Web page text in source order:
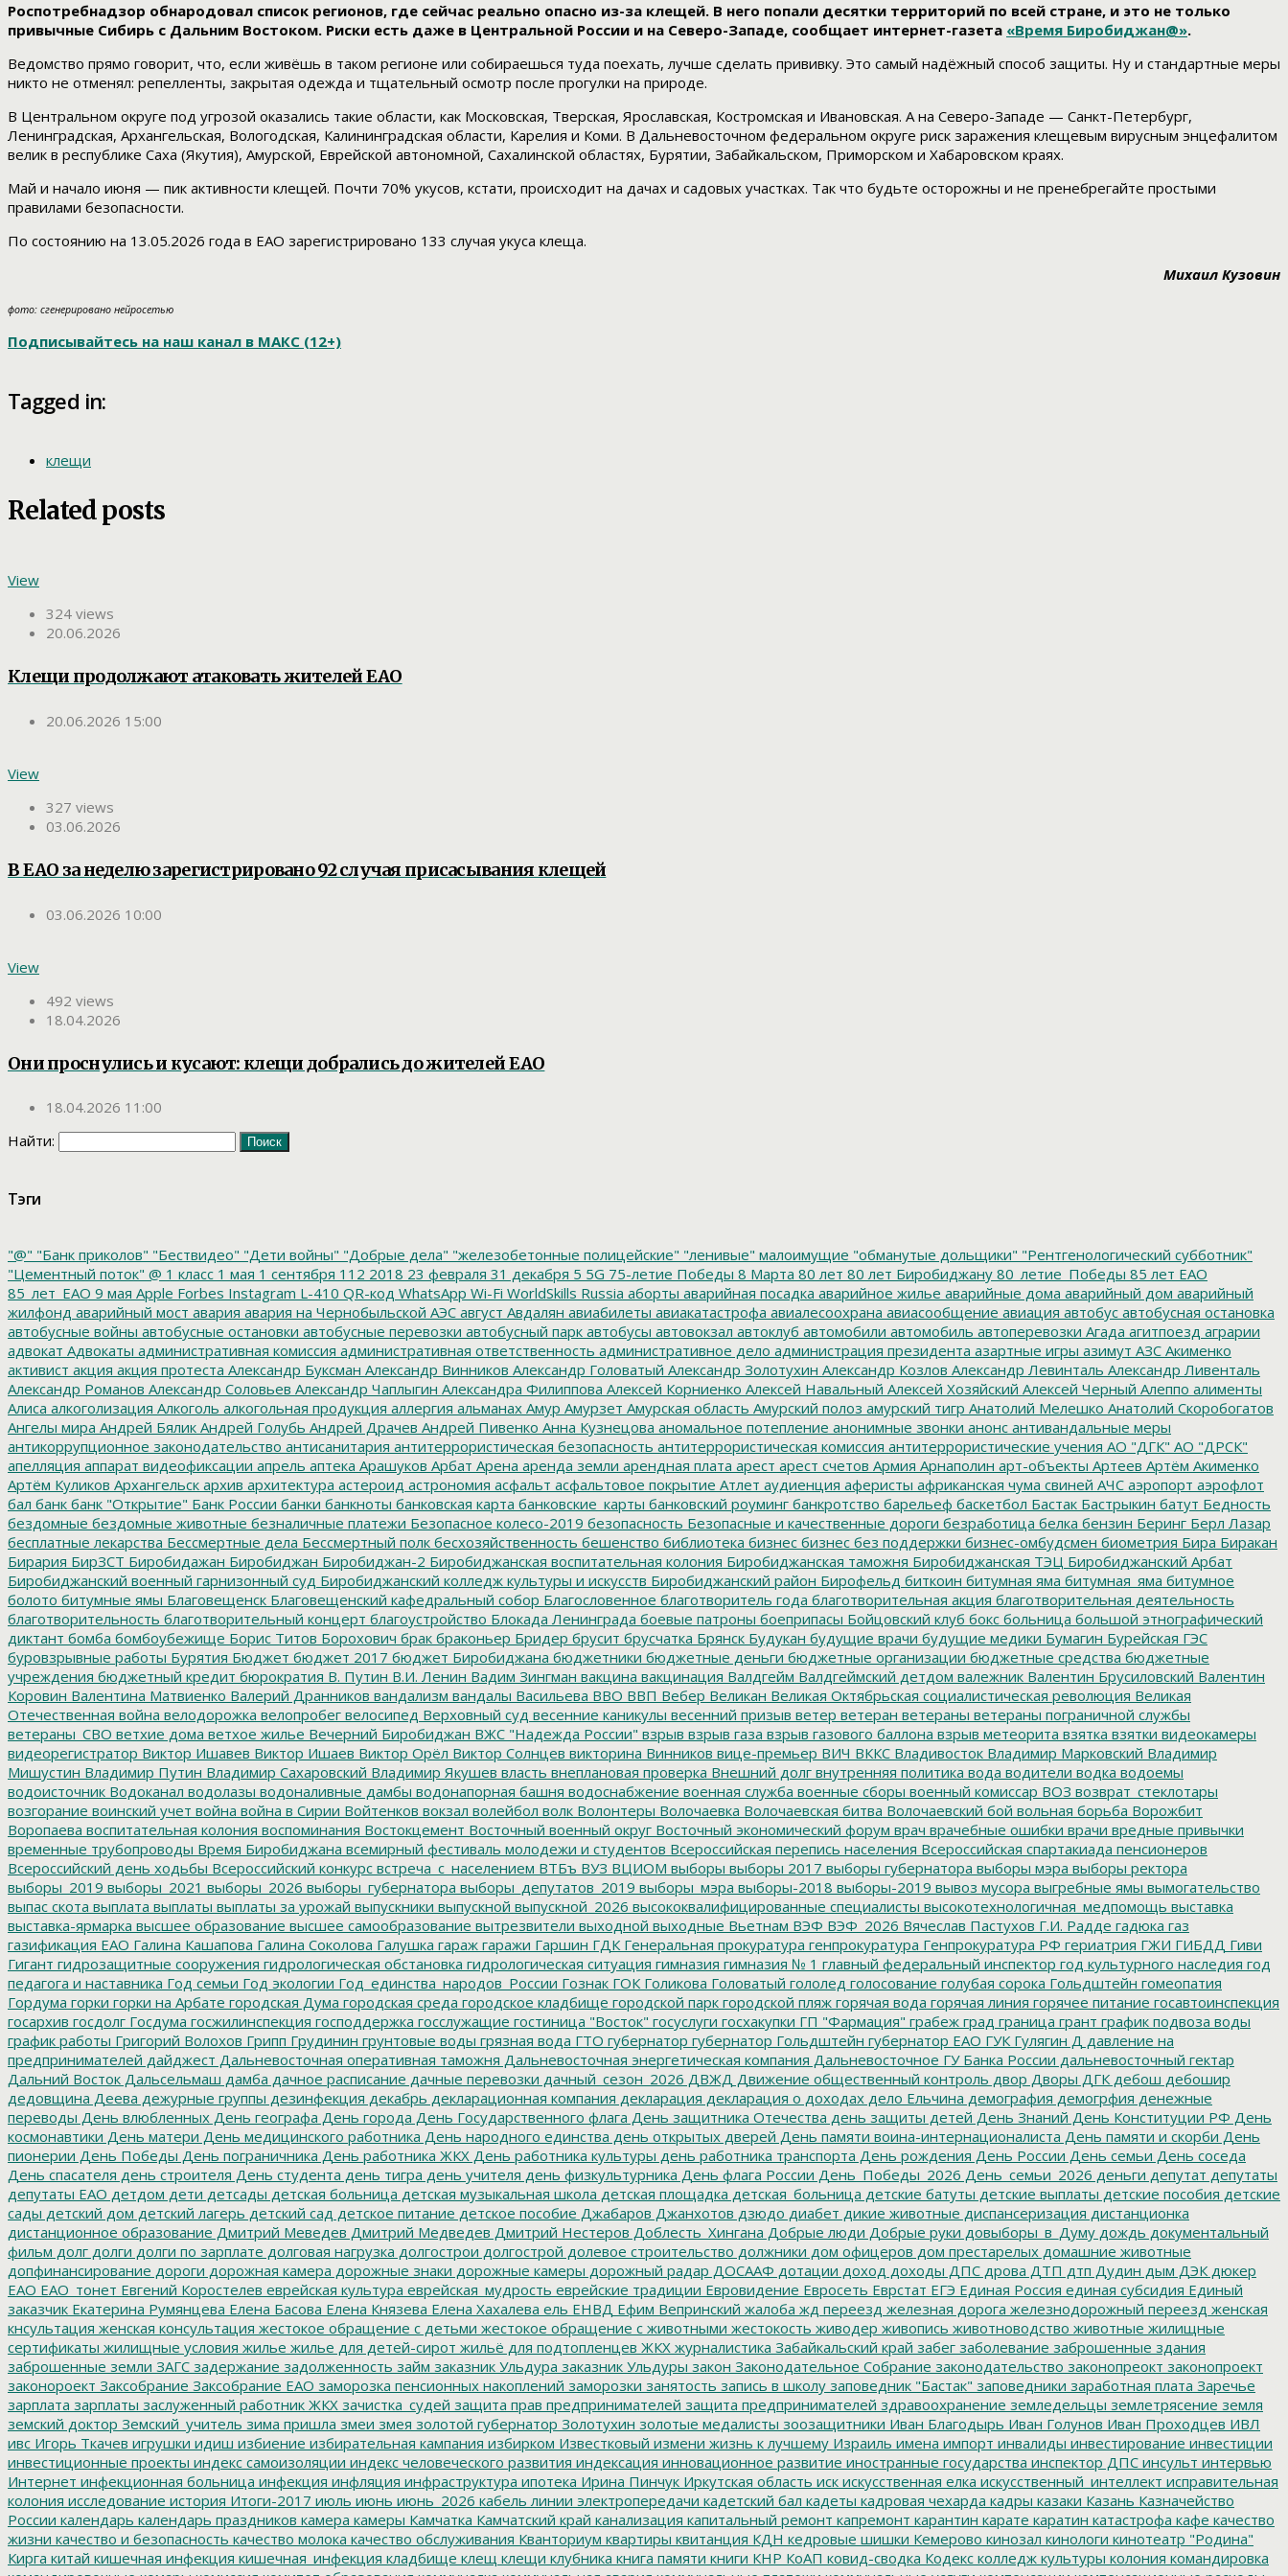
Роспотребнадзор обнародовал список регионов, где сейчас реально опасно из-за клещей. В него попали десятки территорий по всей стране, и это не только
привычные Сибирь с Дальним Востоком. Риски есть даже в Центральной России и на Северо-Западе, сообщает интернет-газета «Время Биробиджан@».
Ведомство прямо говорит, что, если живёшь в таком регионе или собираешься туда поехать, лучше сделать прививку. Это самый надёжный способ защиты. Ну и стандартные меры
никто не отменял: репелленты, закрытая одежда и тщательный осмотр после прогулки на природе.
В Центральном округе под угрозой оказались такие области, как Московская, Тверская, Ярославская, Костромская и Ивановская. А на Северо-Западе — Санкт-Петербург,
Ленинградская, Архангельская, Вологодская, Калининградская области, Карелия и Коми. В Дальневосточном федеральном округе риск заражения клещевым вирусным энцефалитом
велик в республике Саха (Якутия), Амурской, Еврейской автономной, Сахалинской областях, Бурятии, Забайкальском, Приморском и Хабаровском краях.
Май и начало июня — пик активности клещей. Почти 70% укусов, кстати, происходит на дачах и садовых участках. Так что будьте осторожны и не пренебрегайте простыми
правилами безопасности.
По состоянию на 13.05.2026 года в ЕАО зарегистрировано 133 случая укуса клеща.
Михаил Кузовин
фото: сгенерировано нейросетью
Подписывайтесь на наш канал в МАКС (12+)
Tagged in:
клещи
Related posts
View
324 views
20.06.2026
Клещи продолжают атаковать жителей ЕАО
20.06.2026 15:00
View
327 views
03.06.2026
В ЕАО за неделю зарегистрировано 92 случая присасывания клещей
03.06.2026 10:00
View
492 views
18.04.2026
Они проснулись и кусают: клещи добрались до жителей ЕАО
18.04.2026 11:00
Найти:
Тэги
"@" "Банк приколов" "Бествидео" "Дети войны" "Добрые дела" "железобетонные полицейские" "ленивые" малоимущие "обманутые дольщики" "Рентгенологический субботник"
"Цементный поток" @ 1 класс 1 мая 1 сентября 112 2018 23 февраля 31 декабря 5 5G 75-летие Победы 8 Марта 80 лет 80 лет Биробиджану 80_летие_Победы 85 лет ЕАО
85_лет_ЕАО 9 мая Apple Forbes Instagram L-410 QR-код WhatsApp Wi-Fi WorldSkills Russia аборты аварийная посадка аварийное жилье аварийные дома аварийный дом аварийный
жилфонд аварийный мост авария авария на Чернобыльской АЭС август Авдалян авиабилеты авиакатастрофа авиалесоохрана авиасообщение авиация автобус автобусная остановка
автобусные войны автобусные остановки автобусные перевозки автобусный парк автобусы автовокзал автоклуб автомобили автомобиль автоперевозки Агада агитпоезд аграрии
адвокат Адвокаты административная комиссия административная ответственность административное дело администрация президента азартные игры азимут АЗС Акименко
активист акция акция протеста Александр Буксман Александр Винников Александр Головатый Александр Золотухин Александр Козлов Александр Левинталь Александр Ливенталь
Александр Романов Александр Соловьев Александр Чаплыгин Александра Филиппова Алексей Корниенко Алексей Навальный Алексей Хозяйский Алексей Черный Алеппо алименты
Алиса алкоголизация Алкоголь алкогольная продукция аллергия альманах Амур Амурзет Амурская область Амурский полоз амурский тигр Анатолий Мелешко Анатолий Скоробогатов
Ангелы мира Андрей Бялик Андрей Голубь Андрей Драчев Андрей Пивенко Анна Кузнецова аномальное потепление анонимные звонки анонс антивандальные меры
антикоррупционное законодательство антисанитария антитеррористическая безопасность антитеррористическая комиссия антитеррористические учения АО "ДГК" АО "ДРСК"
апелляция аппарат видеофиксации апрель аптека Арашуков Арбат Арена аренда земли арендная плата арест арест счетов Армия Арнаполин арт-объекты Артеев Артём Акименко
Артём Куликов Архангельск архив архитектура астероид астрономия асфальт асфальтовое покрытие Атлет аудиенция аферисты африканская чума свиней АЧС аэропорт аэрофлот
бал банк банк "Открытие" Банк России банки банкноты банковская карта банковские_карты банковский роуминг банкротство барельеф баскетбол Бастак Бастрыкин батут Бедность
бездомные бездомные животные безналичные платежи Безопасное колесо-2019 безопасность Безопасные и качественные дороги безработица белка бензин Беринг Берл Лазар
бесплатные лекарства Бессмертные дела Бессмертный полк бесхозяйственность бешенство библиотека бизнес бизнес без поддержки бизнес-омбудсмен биометрия Бира Биракан
Бирария БирЗСТ Биробидажан Биробиджан Биробиджан-2 Биробиджанская воспитательная колония Биробиджанская таможня Биробиджанская ТЭЦ Биробиджанский Арбат
Биробиджанский военный гарнизонный суд Биробиджанский колледж культуры и искусств Биробиджанский район Бирофельд биткоин битумная яма битумная_яма битумное
болото битумные ямы Благовещенск Благовещенский кафедральный собор Благословенное благотворитель года благотворительная акция благотворительная деятельность
благотворительность благотворительный концерт благоустройство Блокада Ленинграда боевые патроны боеприпасы Бойцовский клуб бокс больница большой этнографический
диктант бомба бомбоубежище Борис Титов Борохович брак браконьер Бридер брусит брусчатка Брянск Будукан будущие врачи будущие медики Бумагин Бурейская ГЭС
буровзрывные работы Бурятия Бюджет бюджет 2017 бюджет Биробиджана бюджетники бюджетные деньги бюджетные организации бюджетные средства бюджетные
учреждения бюджетный кредит бюрократия В. Путин В.И. Ленин Вадим Зингман вакцина вакцинация Валдгейм Валдгеймский детдом валежник Валентин Брусиловский Валентин
Коровин Валентина Матвиенко Валерий Дранников вандализм вандалы Васильева ВВО ВВП Вебер Великан Великая Октябрьская социалистическая революция Великая
Отечественная война велодорожка велопробег велосипед Верховный суд весенние каникулы весенний призыв ветер ветеран ветераны ветераны пограничной службы
ветераны_СВО ветхие дома ветхое жилье Вечерний Биробиджан ВЖС "Надежда России" взрыв взрыв газа взрыв газового баллона взрыв метеорита взятка взятки видеокамеры
видеорегистратор Виктор Ишавев Виктор Ишаев Виктор Орёл Виктор Солнцев викторина Винников вице-премьер ВИЧ ВККС Владивосток Владимир Марковский Владимир
Мишустин Владимир Путин Владимир Сахаровский Владимир Якушев власть внеплановая проверка Внешний долг внутренняя политика вода водители водка водоемы
водоисточник Водоканал водолазы водоналивные дамбы водонапорная башня водоснабжение военная служба военные сборы военный комиссар ВОЗ возврат_стеклотары
возгорание воинский учет война война в Сирии Войтенков вокзал волейбол волк Волонтеры Волочаевка Волочаевская битва Волочаевский бой вольная борьба Ворожбит
Воропаева воспитательная колония воспоминания Востокцемент Восточный военный округ Восточный экономический форум врач врачебные ошибки врачи вредные привычки
временные трубопроводы Время Биробиджана всемирный фестиваль молодежи и студентов Всероссийская перепись населения Всероссийская спартакиада пенсионеров
Всероссийский день ходьбы Всероссийский конкурс встреча_с_населением ВТБъ ВУЗ ВЦИОМ выборы выборы 2017 выборы губернатора выборы мэра выборы ректора
выборы_2019 выборы_2021 выборы_2026 выборы_губернатора выборы_депутатов_2019 выборы_мэра выборы-2018 выборы-2019 вывоз мусора выгребные ямы вымогательство
выпас скота выплата выплаты выплаты за урожай выпускники выпускной выпускной_2026 высококвалифицированные специалисты высокотехнологичная_медпомощь выставка
выставка-ярмарка высшее образование высшее самообразование вытрезвители выходной выходные Вьетнам ВЭФ ВЭФ_2026 Вячеслав Пастухов Г.И. Радде гадюка газ
газификация ЕАО Галина Кашапова Галина Соколова Галушка гараж гаражи Гаршин ГДК Генеральная прокуратура генпрокуратура Генпрокуратура РФ гериатрия ГЖИ ГИБДД Гиви
Гигант гидрозащитные сооружения гидрологическая обстановка гидрологическая ситуация гимназия гимназия № 1 главный федеральный инспектор год культурного наследия год
педагога и наставника Год семьи Год экологии Год_единства_народов_России Гознак ГОК Голикова Головатый гололед голосование голубая сорока Гольдштейн гомеопатия
Гордума горки горки на Арбате городская Дума городская среда городское кладбище городской парк городской пляж горячая вода горячая линия горячее питание госавтоинспекция
госархив госдолг Госдума госжилинспекция господдержка госслужащие гостиница "Восток" госуслуги госхакупки ГП "Фармация" грабеж град граница грант график подвоза воды
график работы Григорий Волохов Грипп Грудинин грунтовые воды грязная вода ГТО губернатор губернатор Гольдштейн губернатор ЕАО ГУК Гулягин Д давление на
предпринимателей дайджест Дальневосточная оперативная таможня Дальневосточная энергетическая компания Дальневосточное ГУ Банка России дальневосточный гектар
Дальний Восток Дальсельмаш дамба дачное расписание дачные перевозки дачный_сезон_2026 ДВЖД Движение общественный контроль двор Дворы ДГК дебош дебошир
дедовщина Деева дежурные группы дезинфекция декабрь декларационная компания декларация декларация о доходах дело Ельчина демография демогрфия денежные
переводы День влюбленных День географа День города День Государственного флага День защитника Отечества день защиты детей День Знаний День Конституции РФ День
космонавтики День матери День медицинского работника День народного единства день открытых дверей День памяти воина-интернационалиста День памяти и скорби День
пионерии День Победы День пограничника День работника ЖКХ День работника культуры день работника транспорта День рождения День России День семьи День соседа
День спасателя день строителя День студента день тигра день учителя день физкультурника День флага России День_Победы_2026 День_семьи_2026 деньги депутат депутаты
депутаты ЕАО детдом дети детсады детская больница детская музыкальная школа детская площадка детская_больница детские батуты детские выплаты детские пособия детские
сады детский дом детский лагерь детский сад детское питание детское пособие Джабаров Джанхотов дзюдо диабет дикие животные диспансеризация дистанционка
дистанционное образование Дмитрий Меведев Дмитрий Медведев Дмитрий Нестеров Доблесть_Хингана Добрые люди Добрые руки довыборы_в_Думу дождь документальный
фильм долг долги долги по зарплате долговая нагрузка долгострои долгострой долевое строительство должники дом офицеров дом престарелых домашние животные
допфинансирование дороги дорожная камера дорожные знаки дорожные камеры дорожный радар ДОСААФ дотации доход доходы ДПС дрова ДТП дтп Дудин дым ДЭК дюкер
ЕАО ЕАО_тонет Евгений Коростелев еврейская культура еврейская_мудрость еврейские традиции Евровидение Евросеть Еврстат ЕГЭ Единая Россия единая субсидия Единый
заказчик Екатерина Румянцева Елена Басова Елена Князева Елена Хахалева ель ЕНВД Ефим Вепринский жалоба жд переезд железная дорога железнодорожный переезд женская
кнсультация женская консультация жестокое обращение с детьми жестокое обращение с животными жестокость живодер живопись животноводство животные жилищные
сертификаты жилищные условия жилье жилье для детей-сирот жильё для подтопленцев ЖКХ журналистика Забайкальский край забег заболевание заброшенные здания
заброшенные земли ЗАГС задержание задолженность займ заказник Ульдура заказник Ульдуры закон Законодательное Собрание законодательство законопреокт законопроект
законороект Заксобрание Заксобрание ЕАО заморозка пенсионных накоплений заморозки занятость запись в школу заповедник "Бастак" заповедники заработная плата Заречье
зарплата зарплаты заслуженный работник ЖКХ зачистка_судей защита прав предпринимателей защита предпринимателей здравоохранение земледельцы землетрясение земля
земский доктор Земский_учитель зима пришла змеи змея золотой губернатор Золотухин золотые медалисты зоозащитники Иван Благодырь Иван Голунов Иван Проходцев ИВЛ
ивс Игорь Ткачев игрушки идиш избиение избирательная кампания избирком Известковый измени жизнь к лучшему Израиль имена импорт инвалиды инвестирование инвестиции
инвестиционные проекты индекс самоизоляции индекс человеческого развития индексация инновационное развитие иностранные государства инспектор ДПС инсульт интервью
Интернет инфекционная больница инфекция инфляция инфраструктура ипотека Ирина Пинчук Иркутская область иск искусственная елка искусственный_интеллект исправительная
колония исследование история Итоги-2017 июль июнь июнь_2026 кабель линии электропередачи кадетский бал кадеты кадровая чехарда кадры казаки Казань Казначейство
России календарь календарь праздников камера камеры Камчатка Камчатский край канализация капитальный ремонт капремонт карантин карате каратин катастрофа кафе качество
жизни качество и безопасность качество молока качество обслуживания Кванториум квартиры квитанция КДН кедровые шишки Кемерово кинозал кинологи кинотеатр "Родина"
Кирга китай кишечная инфекция кишечная_инфекция кладбище клещ клещи клубника книга памяти книги КНР КоАП ковид-сводка Кодекс колледж культуры колония командировка